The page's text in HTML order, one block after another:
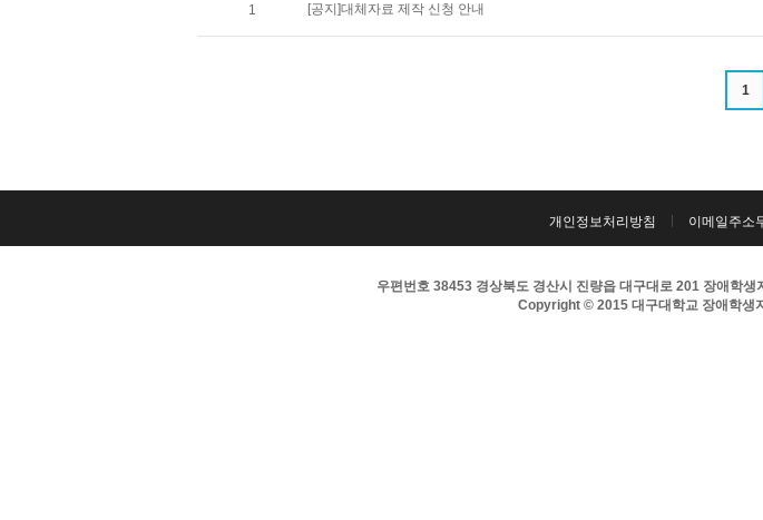
1 [공지]대체자료 제작 신청 안내
1
개인정보처리방침 이메일주소
우편번호 38453 경상북도 경산시 진량읍 대구대로 201 장애학
Copyright © 2015 대구대학교 장애학